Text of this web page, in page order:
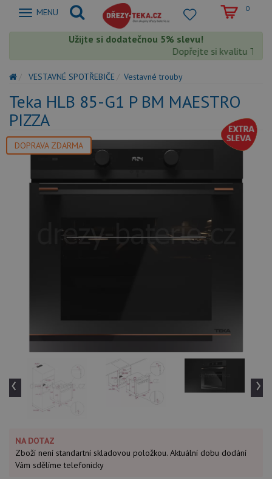
Zobrazit
MENU 0
Užijte si dodatečnou 5% slevu!
Dopřejte si kvalitu Teka
VESTAVNÉ SPOTŘEBIČE Vestavné trouby
Teka HLB 85-G1 P BM MAESTRO
PIZZA
DOPRAVA ZDARMA
‹ ›
NA DOTAZ
Zboží není standartní skladovou položkou. Aktuální dobu dodání
Vám sdělíme telefonicky